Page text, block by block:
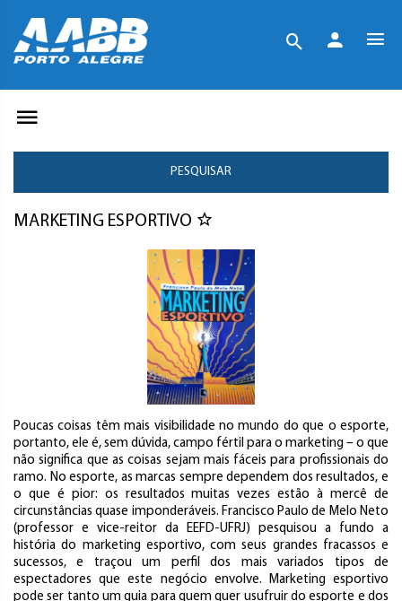
PESQUISAR
MARKETING ESPORTIVO
Poucas coisas têm mais visibilidade no mundo do que o esporte,
portanto, ele é, sem dúvida, campo fértil para o marketing – o que
não significa que as coisas sejam mais fáceis para profissionais do
ramo. No esporte, as marcas sempre dependem dos resultados, e
o que é pior: os resultados muitas vezes estão à mercê de
circunstâncias quase imponderáveis. Francisco Paulo de Melo Neto
(professor e vice-reitor da EEFD-UFRJ) pesquisou a fundo a
história do marketing esportivo, com seus grandes fracassos e
sucessos, e traçou um perfil dos mais variados tipos de
espectadores que este negócio envolve. Marketing esportivo
pode ser tanto um guia para quem quer usufruir do esporte e dos